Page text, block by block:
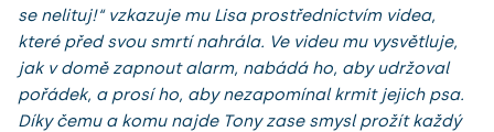
se nelituj!“ vzkazuje mu Lisa prostřednictvím videa,
které před svou smrtí nahrála. Ve videu mu vysvětluje,
jak v domě zapnout alarm, nabádá ho, aby udržoval
pořádek, a prosí ho, aby nezapomínal krmit jejich psa.
Díky čemu a komu najde Tony zase smysl prožít každý